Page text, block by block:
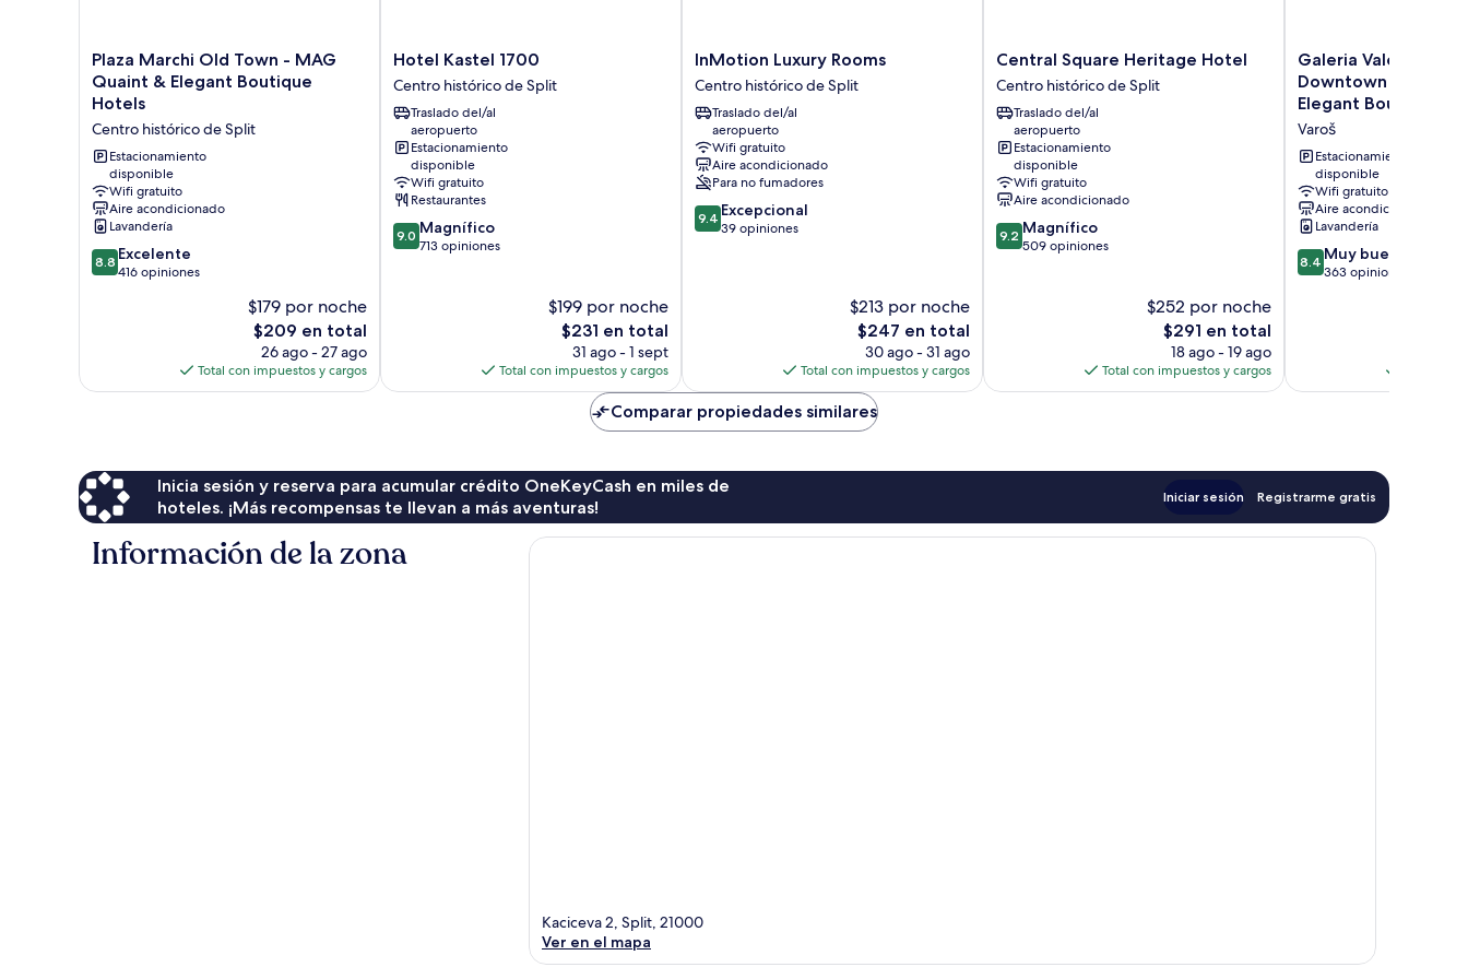
Plaza
Marchi
Old
Town
-
MAG
Quaint
&
Elegant
Boutique
Hotels
Centro
Plaza Marchi Old Town - MAG
Quaint & Elegant Boutique
Hotels
Centro histórico de Split
Estacionamiento
disponible
Wifi gratuito
Aire acondicionado
Lavandería
8.8
de
8.8 Excelente
416 opiniones
$179 por noche
El
precio
actual
es
$209 en total
26 ago - 27 ago
Total con impuestos y cargos
Hotel
Kastel
1700
Centro
histórico
de
Split
Hotel Kastel 1700
Centro histórico de Split
Traslado del/al
aeropuerto
Estacionamiento
disponible
Wifi gratuito
Restaurantes
9.0
de
9.0 Magnífico
713 opiniones
$199 por noche
El
precio
actual
es
$231 en total
31 ago - 1 sept
Total con impuestos y cargos
InMotion
Luxury
Rooms
Centro
histórico
de
Split
InMotion Luxury Rooms
Centro histórico de Split
Traslado del/al
aeropuerto
Wifi gratuito
Aire acondicionado
Para no fumadores
9.4
de
9.4 Excepcional
39 opiniones
$213 por noche
El
precio
actual
es
de
$247
$247 en total
30 ago - 31 ago
Total con impuestos y cargos
Central
Square
Heritage
Hotel
Centro
histórico
de
Split
Central Square Heritage Hotel
Centro histórico de Split
Traslado del/al
aeropuerto
Estacionamiento
disponible
Wifi gratuito
Aire acondicionado
9.2
de
9.2 Magnífico
509 opiniones
$252 por noche
El
precio
actual
es
$291 en total
18 ago - 19 ago
Total con impuestos y cargos
Galeria
Valeria
Seaside
Downtown
-
MAG
Quaint
&
Elegant
Boutique
Hotel
Varoš
Galeria Valeria
Downtown - MAG
Elegant Boutique
Varoš
Estacionamiento
disponible
Wifi gratuito
Aire acondicionado
Lavandería
8.4
de
8.4 Muy bueno
363 opiniones
Comparar propiedades similares
Inicia sesión y reserva para acumular crédito OneKeyCash en miles de
hoteles. ¡Más recompensas te llevan a más aventuras!
Iniciar sesión Registrarme gratis
Información de la zona
Kaciceva 2, Split, 21000
Ver en el mapa